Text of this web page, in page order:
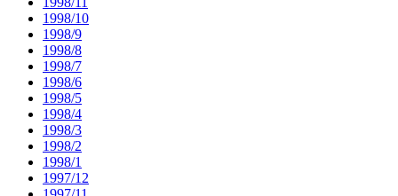
1998/10
1998/9
1998/8
1998/7
1998/6
1998/5
1998/4
1998/3
1998/2
1998/1
1997/12